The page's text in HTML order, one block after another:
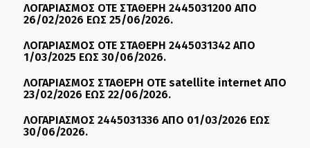
ΛΟΓΑΡΙΑΣΜΟΣ ΟΤΕ ΣΤΑΘΕΡΗ 2445031200 ΑΠΟ
26/02/2026 ΕΩΣ 25/06/2026.
ΛΟΓΑΡΙΑΣΜΟΣ ΟΤΕ ΣΤΑΘΕΡΗ 2445031342 ΑΠΟ
1/03/2025 ΕΩΣ 30/06/2026.
ΛΟΓΑΡΙΑΣΜΟΣ ΣΤΑΘΕΡΗ ΟΤΕ satellite internet ΑΠΟ
23/02/2026 ΕΩΣ 22/06/2026.
ΛΟΓΑΡΙΑΣΜΟΣ 2445031336 ΑΠΟ 01/03/2026 ΕΩΣ
30/06/2026.